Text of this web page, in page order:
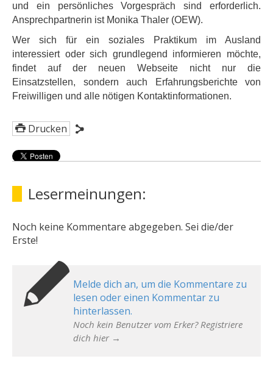
und ein persönliches Vorgespräch sind erforderlich.
Ansprechpartnerin ist Monika Thaler (OEW).
Wer sich für ein soziales Praktikum im Ausland
interessiert oder sich grundlegend informieren möchte,
findet auf der neuen Webseite nicht nur die
Einsatzstellen, sondern auch Erfahrungsberichte von
Freiwilligen und alle nötigen Kontaktinformationen.
Drucken
Lesermeinungen:
Noch keine Kommentare abgegeben. Sei die/der
Erste!
Melde dich an, um die Kommentare zu
lesen oder einen Kommentar zu
hinterlassen.
Noch kein Benutzer vom Erker? Registriere
dich hier →